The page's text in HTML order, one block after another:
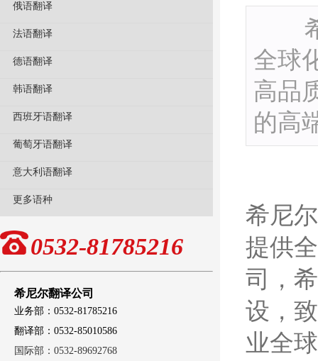
俄语翻译
法语翻译
德语翻译
韩语翻译
西班牙语翻译
葡萄牙语翻译
意大利语翻译
更多语种
0532-81785216
希尼尔翻译公司
业务部：0532-81785216
翻译部：0532-85010586
国际部： 0532-89692768
希
全球
高品
的高
希尼
提供
司，
设，
业全